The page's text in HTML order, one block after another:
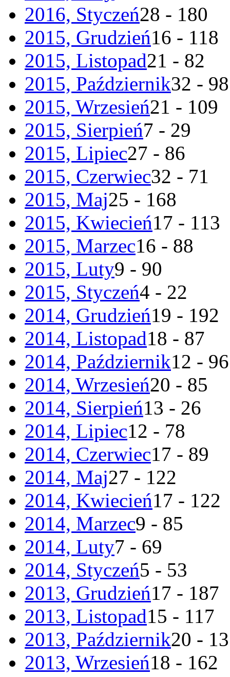
2016, Styczeń28 - 180
2015, Grudzień16 - 118
2015, Listopad21 - 82
2015, Październik32 - 98
2015, Wrzesień21 - 109
2015, Sierpień7 - 29
2015, Lipiec27 - 86
2015, Czerwiec32 - 71
2015, Maj25 - 168
2015, Kwiecień17 - 113
2015, Marzec16 - 88
2015, Luty9 - 90
2015, Styczeń4 - 22
2014, Grudzień19 - 192
2014, Listopad18 - 87
2014, Październik12 - 96
2014, Wrzesień20 - 85
2014, Sierpień13 - 26
2014, Lipiec12 - 78
2014, Czerwiec17 - 89
2014, Maj27 - 122
2014, Kwiecień17 - 122
2014, Marzec9 - 85
2014, Luty7 - 69
2014, Styczeń5 - 53
2013, Grudzień17 - 187
2013, Listopad15 - 117
2013, Październik20 -
2013, Wrzesień18 - 162